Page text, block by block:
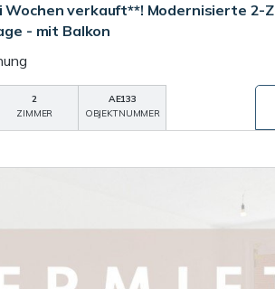
Wochen verkauft**! Modernisierte 2-
- mit Balkon
2
ZIMMER
AE133
OBJEKTNUMMER